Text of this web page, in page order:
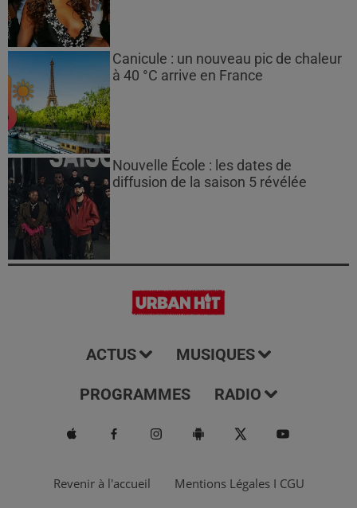
Canicule : un nouveau pic de chaleur
à 40 °C arrive en France
Nouvelle École : les dates de
diffusion de la saison 5 révélée
ACTUS MUSIQUES
PROGRAMMES RADIO
Revenir à l'accueil Mentions Légales I CGU